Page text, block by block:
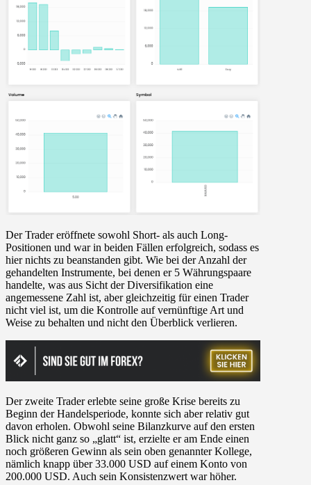
Der Trader eröffnete sowohl Short- als auch Long-
Positionen und war in beiden Fällen erfolgreich, sodass es
hier nichts zu beanstanden gibt. Wie bei der Anzahl der
gehandelten Instrumente, bei denen er 5 Währungspaare
handelte, was aus Sicht der Diversifikation eine
angemessene Zahl ist, aber gleichzeitig für einen Trader
nicht viel ist, um die Kontrolle auf vernünftige Art und
Weise zu behalten und nicht den Überblick verlieren.
Der zweite Trader erlebte seine große Krise bereits zu
Beginn der Handelsperiode, konnte sich aber relativ gut
davon erholen. Obwohl seine Bilanzkurve auf den ersten
Blick nicht ganz so „glatt“ ist, erzielte er am Ende einen
noch größeren Gewinn als sein oben genannter Kollege,
nämlich knapp über 33.000 USD auf einem Konto von
200.000 USD. Auch sein Konsistenzwert war höher.